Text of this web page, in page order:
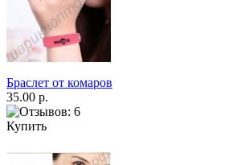
Браслет от комаров
35.00 р.
Купить